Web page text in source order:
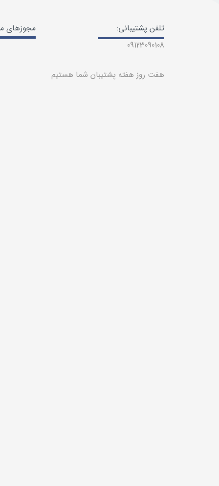
تلفن پشتیبانی:
09123090108
هفت روز هفته پشتیبان شما هستیم
مجوزهای